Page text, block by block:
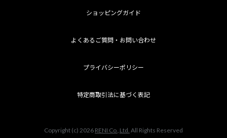
ショッピングガイド
よくあるご質問・お問い合わせ
プライバシーポリシー
特定商取引法に基づく表記
Copyright (c) 2026 RENI Co.,Ltd. All Rights Reserved